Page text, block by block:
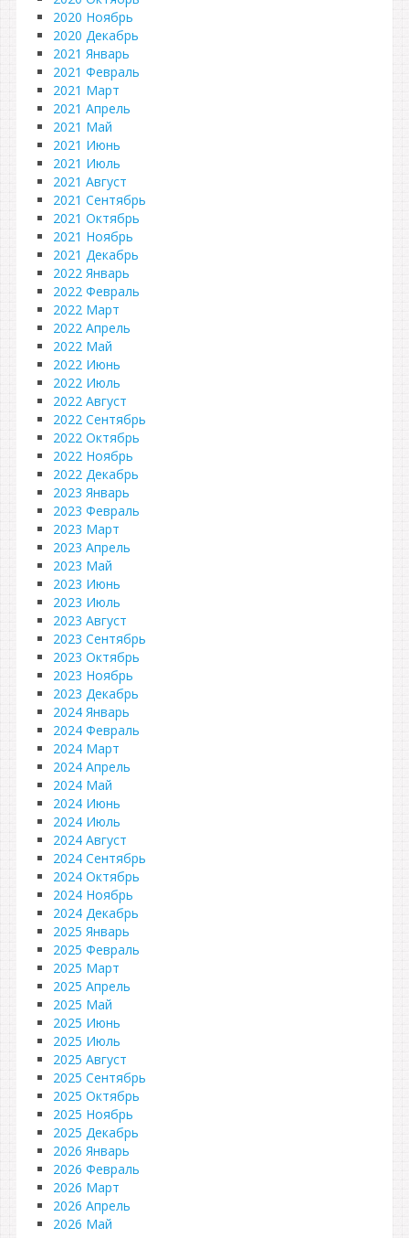
2020 Ноябрь
2020 Декабрь
2021 Январь
2021 Февраль
2021 Март
2021 Апрель
2021 Май
2021 Июнь
2021 Июль
2021 Август
2021 Сентябрь
2021 Октябрь
2021 Ноябрь
2021 Декабрь
2022 Январь
2022 Февраль
2022 Март
2022 Апрель
2022 Май
2022 Июнь
2022 Июль
2022 Август
2022 Сентябрь
2022 Октябрь
2022 Ноябрь
2022 Декабрь
2023 Январь
2023 Февраль
2023 Март
2023 Апрель
2023 Май
2023 Июнь
2023 Июль
2023 Август
2023 Сентябрь
2023 Октябрь
2023 Ноябрь
2023 Декабрь
2024 Январь
2024 Февраль
2024 Март
2024 Апрель
2024 Май
2024 Июнь
2024 Июль
2024 Август
2024 Сентябрь
2024 Октябрь
2024 Ноябрь
2024 Декабрь
2025 Январь
2025 Февраль
2025 Март
2025 Апрель
2025 Май
2025 Июнь
2025 Июль
2025 Август
2025 Сентябрь
2025 Октябрь
2025 Ноябрь
2025 Декабрь
2026 Январь
2026 Февраль
2026 Март
2026 Апрель
2026 Май